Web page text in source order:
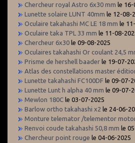
Chercheur royal Astro 6x30 mm le
Lunette solaire LUNT 40mm le 12-08-
Oculaire takahashi MC LE 18 mm le
Oculaire taka TPL 33 mm le 11-08-
Chercheur 6x30 le 09-08-2025
Oculaires takahashi Or coulant 24,5
Prisme de hershell baader le 19-07-
Atlas des constellations master
Lunette takahashi FC100DF le 09-07-
Lunette Lunt h alpha 40 mm le 09-07-
Mewlon 180C le 03-07-2025
Barlow ortho takahashi x2 le 24-06-
Monture telemator /telementor
Renvoi coude takahashi 50,8 mm le
Chercheur point rouge le 04-06-2025